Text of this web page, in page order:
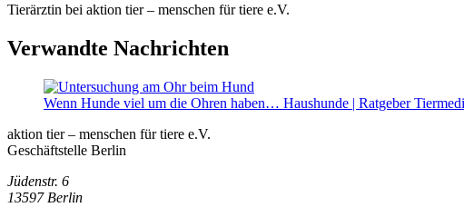
Tierärztin bei aktion tier – menschen für tiere e.V.
Verwandte Nachrichten
Wenn Hunde viel um die Ohren haben… Haushunde | Ratgeber
aktion tier – menschen für tiere e.V.
Geschäftstelle Berlin
Jüdenstr. 6
13597 Berlin